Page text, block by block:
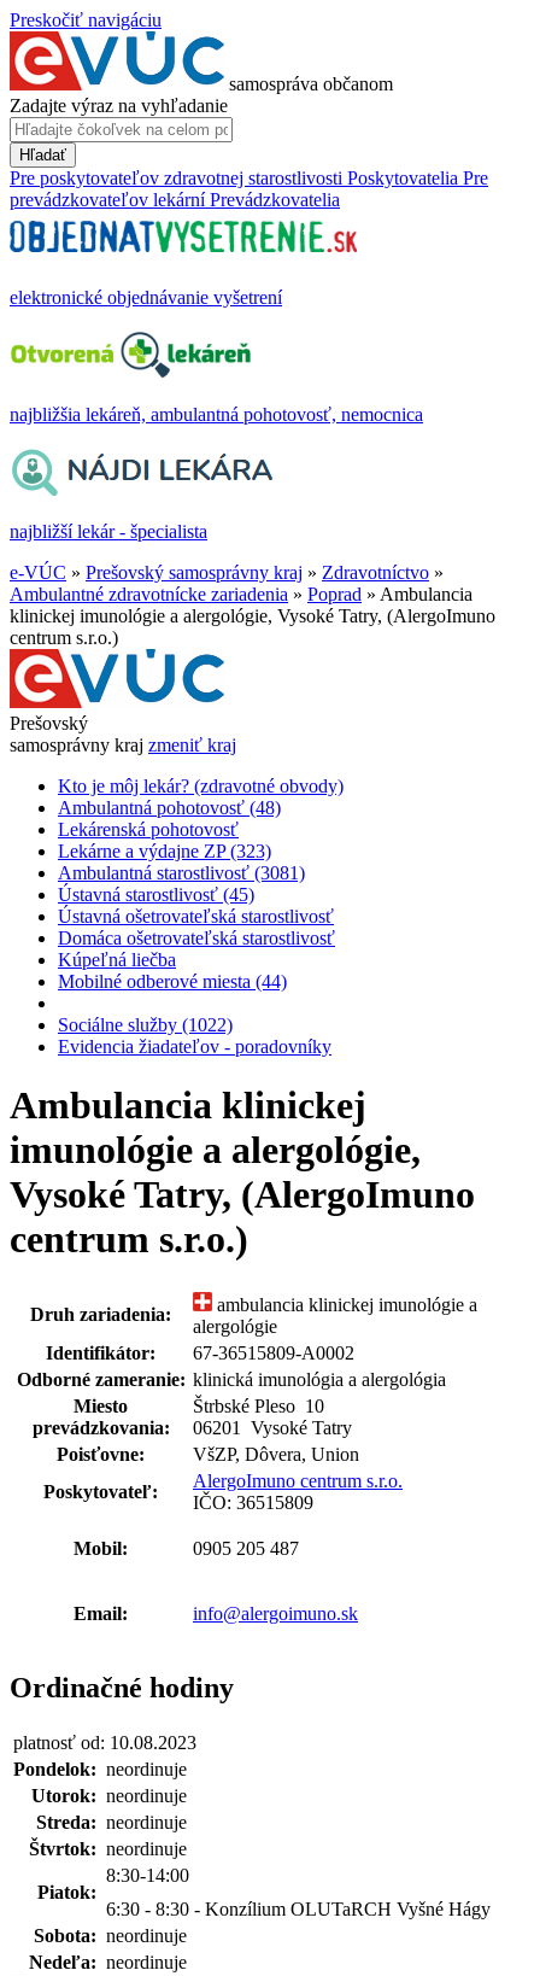
Preskočiť navigáciu
samospráva občanom
Zadajte výraz na vyhľadanie
Hľadať
Pre poskytovateľov zdravotnej starostlivosti Poskytovatelia Pre
prevádzkovateľov lekární Prevádzkovatelia
elektronické objednávanie vyšetrení
najbližšia lekáreň, ambulantná pohotovosť, nemocnica
najbližší lekár - špecialista
e-VÚC » Prešovský samosprávny kraj » Zdravotníctvo »
Ambulantné zdravotnícke zariadenia » Poprad » Ambulancia
klinickej imunológie a alergológie, Vysoké Tatry, (AlergoImuno
centrum s.r.o.)
Prešovský
samosprávny kraj zmeniť kraj
Kto je môj lekár? (zdravotné obvody)
Ambulantná pohotovosť (48)
Lekárenská pohotovosť
Lekárne a výdajne ZP (323)
Ambulantná starostlivosť (3081)
Ústavná starostlivosť (45)
Ústavná ošetrovateľská starostlivosť
Domáca ošetrovateľská starostlivosť
Kúpeľná liečba
Mobilné odberové miesta (44)
Sociálne služby (1022)
Evidencia žiadateľov - poradovníky
Ambulancia klinickej
imunológie a alergológie,
Vysoké Tatry, (AlergoImuno
centrum s.r.o.)
Druh zariadenia:
ambulancia klinickej imunológie a
alergológie
Identifikátor:
67-36515809-A0002
Odborné zameranie: klinická imunológia a alergológia
Miesto
prevádzkovania:
Štrbské Pleso 10
06201 Vysoké Tatry
Poisťovne:
VšZP, Dôvera, Union
Poskytovateľ:
AlergoImuno centrum s.r.o.
IČO: 36515809
Mobil: 0905 205 487
Email: info@alergoimuno.sk
Ordinačné hodiny
platnosť od: 10.08.2023
Pondelok: neordinuje
Utorok: neordinuje
Streda: neordinuje
Štvrtok: neordinuje
Piatok:
8:30-14:00
6:30 - 8:30 - Konzílium OLUTaRCH Vyšné Hágy
Sobota: neordinuje
Nedeľa: neordinuje